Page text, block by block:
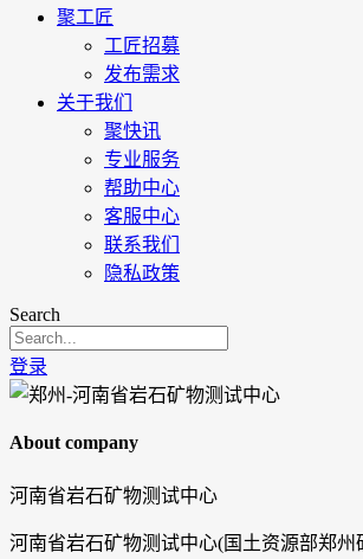
聚工匠
工匠招募
发布需求
关于我们
聚快讯
专业服务
帮助中心
客服中心
联系我们
隐私政策
Search
登录
About company
河南省岩石矿物测试中心
河南省岩石矿物测试中心(国土资源部郑州